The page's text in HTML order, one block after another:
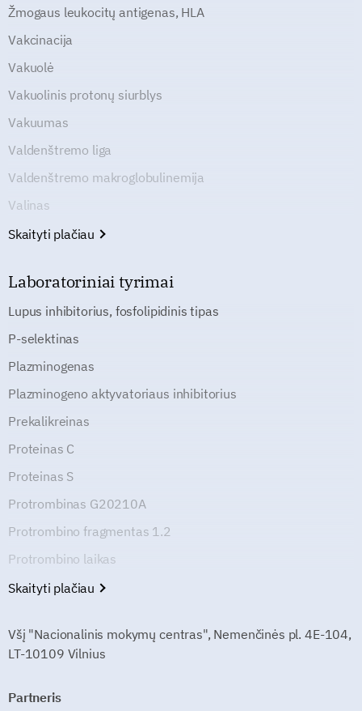
Žmogaus leukocitų antigenas, HLA
Vakcinacija
Vakuolė
Vakuolinis protonų siurblys
Vakuumas
Valdenštremo liga
Valdenštremo makroglobulinemija
Valinas
Skaityti plačiau
Laboratoriniai tyrimai
Lupus inhibitorius, fosfolipidinis tipas
P-selektinas
Plazminogenas
Plazminogeno aktyvatoriaus inhibitorius
Prekalikreinas
Proteinas C
Proteinas S
Protrombinas G20210A
Protrombino fragmentas 1.2
Protrombino laikas
Skaityti plačiau
Všį "Nacionalinis mokymų centras", Nemenčinės pl. 4E-104,
LT-10109 Vilnius
Partneris